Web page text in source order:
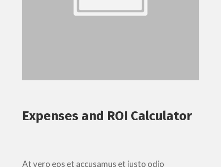
Expenses and ROI Calculator
At vero eos et accusamus et iusto odio